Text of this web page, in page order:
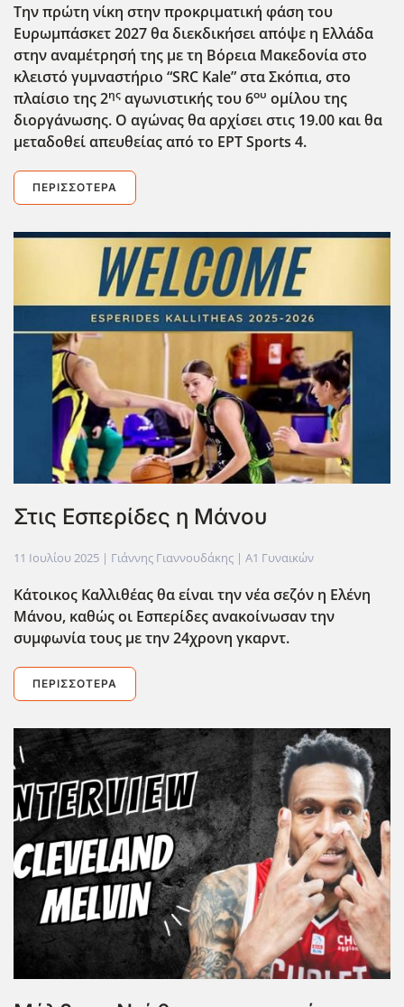
Την πρώτη νίκη στην προκριματική φάση του
Ευρωμπάσκετ 2027 θα διεκδικήσει απόψε η Ελλάδα
στην αναμέτρησή της με τη Βόρεια Μακεδονία στο
κλειστό γυμναστήριο “SRC Kale” στα Σκόπια, στο
πλαίσιο της 2ης αγωνιστικής του 6ου ομίλου της
διοργάνωσης. Ο αγώνας θα αρχίσει στις 19.00 και θα
μεταδοθεί απευθείας από το ΕΡΤ Sports 4.
ΠΕΡΙΣΣΌΤΕΡΑ
Στις Εσπερίδες η Μάνου
11 Ιουλίου 2025 | Γιάννης Γιαννουδάκης | Α1 Γυναικών
Κάτοικος Καλλιθέας θα είναι την νέα σεζόν η Ελένη
Μάνου, καθώς οι Εσπερίδες ανακοίνωσαν την
συμφωνία τους με την 24χρονη γκαρντ.
ΠΕΡΙΣΣΌΤΕΡΑ